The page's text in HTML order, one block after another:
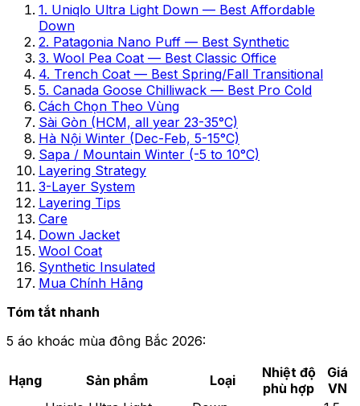
1. Uniqlo Ultra Light Down — Best Affordable
Down
2. Patagonia Nano Puff — Best Synthetic
3. Wool Pea Coat — Best Classic Office
4. Trench Coat — Best Spring/Fall Transitional
5. Canada Goose Chilliwack — Best Pro Cold
Cách Chọn Theo Vùng
Sài Gòn (HCM, all year 23-35°C)
Hà Nội Winter (Dec-Feb, 5-15°C)
Sapa / Mountain Winter (-5 to 10°C)
Layering Strategy
3-Layer System
Layering Tips
Care
Down Jacket
Wool Coat
Synthetic Insulated
Mua Chính Hãng
Tóm tắt nhanh
5 áo khoác mùa đông Bắc 2026:
Hạng Sản phẩm Loại
Nhiệt độ
phù hợp
Giá
VN